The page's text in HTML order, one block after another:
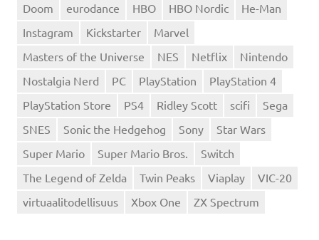
Doom
eurodance HBO HBO Nordic
He-Man
Instagram
Kickstarter
Marvel
Masters of the Universe
NES Netflix
Nintendo
Nostalgia Nerd
PC PlayStation
PlayStation 4
PlayStation Store
PS4 Ridley Scott scifi
Sega
SNES
Sonic the Hedgehog Sony
Star Wars
Super Mario
Super Mario Bros.
Switch
The Legend of Zelda
Twin Peaks Viaplay
VIC-20
virtuaalitodellisuus
Xbox One ZX Spectrum